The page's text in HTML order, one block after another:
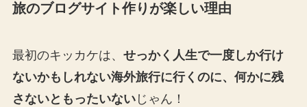
旅のブログサイト作りが楽しい理由
最初のキッカケは、 せっかく人生で一度しか行け
ないかもしれない海外旅行に行くのに、何かに残
さないともったいないじゃん！